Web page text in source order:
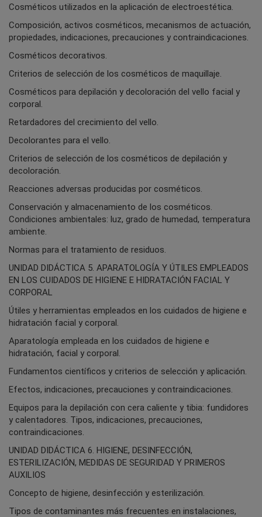
Cosméticos utilizados en la aplicación de electroestética.
Composición, activos cosméticos, mecanismos de actuación,
propiedades, indicaciones, precauciones y contraindicaciones.
Cosméticos decorativos.
Criterios de selección de los cosméticos de maquillaje.
Cosméticos para depilación y decoloración del vello facial y
corporal.
Retardadores del crecimiento del vello.
Decolorantes para el vello.
Criterios de selección de los cosméticos de depilación y
decoloración.
Reacciones adversas producidas por cosméticos.
Conservación y almacenamiento de los cosméticos.
Condiciones ambientales: luz, grado de humedad, temperatura
ambiente.
Normas para el tratamiento de residuos.
UNIDAD DIDÁCTICA 5. APARATOLOGÍA Y ÚTILES EMPLEADOS
EN LOS CUIDADOS DE HIGIENE E HIDRATACIÓN FACIAL Y
CORPORAL
Útiles y herramientas empleados en los cuidados de higiene e
hidratación facial y corporal.
Aparatología empleada en los cuidados de higiene e
hidratación, facial y corporal.
Fundamentos científicos y criterios de selección y aplicación.
Efectos, indicaciones, precauciones y contraindicaciones.
Equipos para la depilación con cera caliente y tibia: fundidores
y calentadores. Tipos, indicaciones, precauciones,
contraindicaciones.
UNIDAD DIDÁCTICA 6. HIGIENE, DESINFECCIÓN,
ESTERILIZACIÓN, MEDIDAS DE SEGURIDAD Y PRIMEROS
AUXILIOS
Concepto de higiene, desinfección y esterilización.
Tipos de contaminantes más frecuentes en instalaciones,